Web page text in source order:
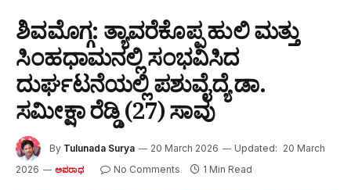
ಶಿವಮೊಗ್ಗ: ತ್ಯಾವರೆಕೊಪ್ಪ ಹುಲಿ ಮತ್ತು
ಸಿಂಹಧಾಮನಲ್ಲಿ ಸಂಭವಿಸಿದ
ದುರ್ಘಟನೆಯಲ್ಲಿ ಪಶುವೈದ್ಯೆ ಡಾ.
ಸಮೀಕ್ಷಾ ರೆಡ್ಡಿ (27) ಸಾವು
By Tulunada Surya 20 March 2026 Updated: 20 March
2026
ಅಪರಾಧ No Comments 1 Min Read